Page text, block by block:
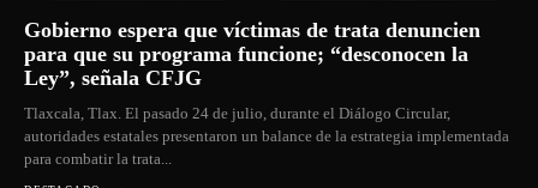
Gobierno espera que víctimas de trata denuncien
para que su programa funcione; “desconocen la
Ley”, señala CFJG
Tlaxcala, Tlax. El pasado 24 de julio, durante el Diálogo Circular,
autoridades estatales presentaron un balance de la estrategia implementada
para combatir la trata...